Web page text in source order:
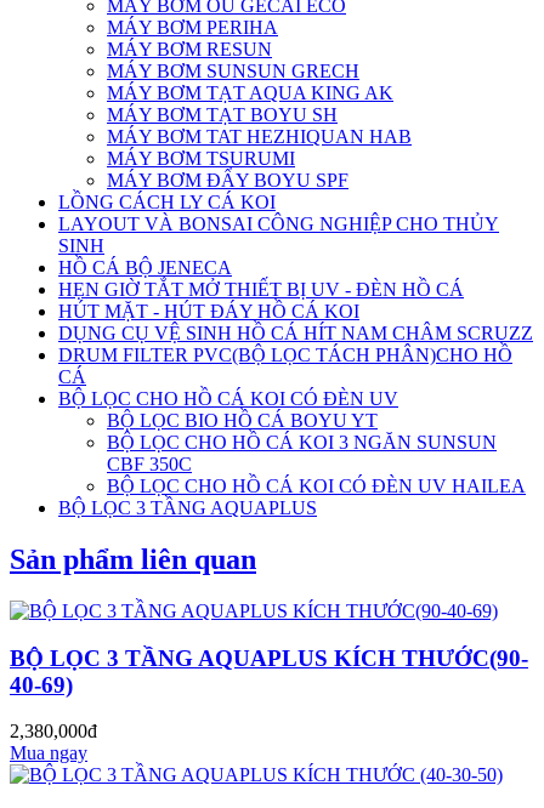
MÁY BƠM OU GECAI ECO
MÁY BƠM PERIHA
MÁY BƠM RESUN
MÁY BƠM SUNSUN GRECH
MÁY BƠM TẠT AQUA KING AK
MÁY BƠM TẠT BOYU SH
MÁY BƠM TAT HEZHIQUAN HAB
MÁY BƠM TSURUMI
MÁY BƠM ĐẨY BOYU SPF
LỒNG CÁCH LY CÁ KOI
LAYOUT VÀ BONSAI CÔNG NGHIỆP CHO THỦY
SINH
HỒ CÁ BỘ JENECA
HẸN GIỜ TẮT MỞ THIẾT BỊ UV - ĐÈN HỒ CÁ
HÚT MẶT - HÚT ĐÁY HỒ CÁ KOI
DỤNG CỤ VỆ SINH HỒ CÁ HÍT NAM CHÂM SCRUZZ
DRUM FILTER PVC(BỘ LỌC TÁCH PHÂN)CHO HỒ
CÁ
BỘ LỌC CHO HỒ CÁ KOI CÓ ĐÈN UV
BỘ LỌC BIO HỒ CÁ BOYU YT
BỘ LỌC CHO HỒ CÁ KOI 3 NGĂN SUNSUN
CBF 350C
BỘ LỌC CHO HỒ CÁ KOI CÓ ĐÈN UV HAILEA
BỘ LỌC 3 TẦNG AQUAPLUS
Sản phẩm liên quan
BỘ LỌC 3 TẦNG AQUAPLUS KÍCH THƯỚC(90-
40-69)
2,380,000đ
Mua ngay